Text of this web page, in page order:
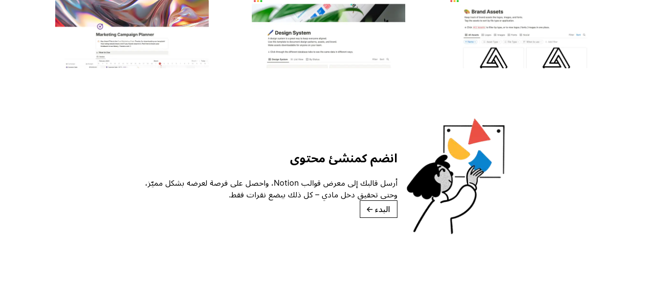
انضم كمنشئ محتوى
أرسل قالبك إلى معرض قوالب Notion، واحصل على فرصة لعرضه بشكل مميّز،
وحتى تحقيق دخل مادي – كل ذلك ببضع نقرات فقط.
البدء →